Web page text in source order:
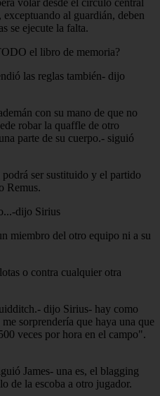
al guardián, deben
se ejecute la falta.
el libro de memoria?
las reglas también- dijo
con su mano de que no
robar la quaffle de otro
parte de su cuerpo.- siguió
ser sustituido y el partido
Remus.
dijo Sirius
miembro del otro equipo ni a su
o contra cualquier otra
dijo Sirius- hay como
sorprendería que haya una que
veces por hora en el campo".
James- una es, el blagging
de la escoba a otro jugador.